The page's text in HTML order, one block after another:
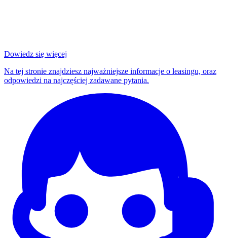
Dowiedz się więcej
Na tej stronie znajdziesz najważniejsze informacje o leasingu, oraz
odpowiedzi na najczęściej zadawane pytania.